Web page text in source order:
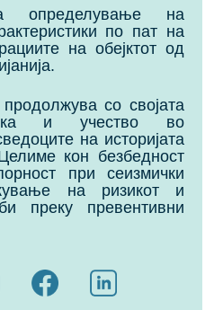
определување на
по пат на
на обејктот од
со својата
и учество во
на историјата
кон безбедност
при сеизмички
на ризикот и
преку превентивни